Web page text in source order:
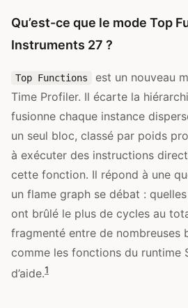
Qu’est-ce que le mode Top
Instruments 27 ?
Top Functions
est un nouveau
Time Profiler. Il écarte la
fusionne chaque instance
un seul bloc, classé par poids
à exécuter des instructions
cette fonction. Il répond à une
un flame graph se débat :
ont brûlé le plus de cycles au
fragmenté entre de nombreuses
comme les fonctions du runtime
d’aide.1